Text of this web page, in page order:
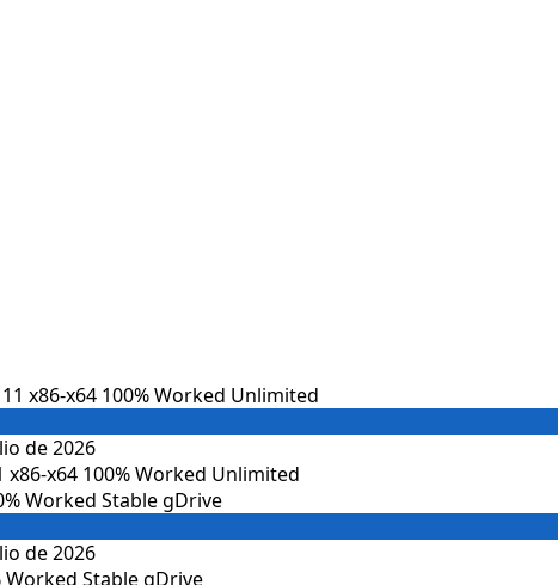
de 2026
x64 100% Worked Unlimited
de 2026
Worked Stable gDrive